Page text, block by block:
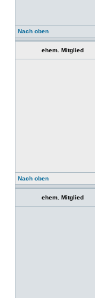
Nach oben
ehem. Mitglied
Nach oben
ehem. Mitglied